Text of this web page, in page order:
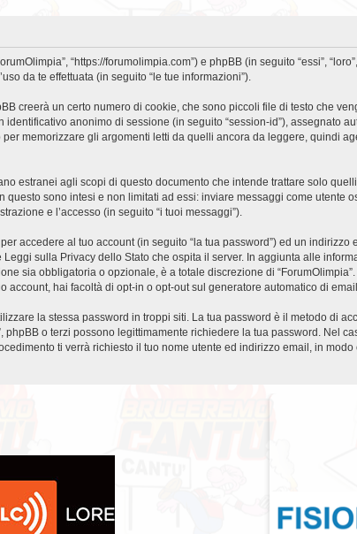
“https://forumolimpia.com”) e phpBB (in seguito “essi”,
da te effettuata (in seguito “le tue informazioni”).
creerà un certo numero di cookie, che sono piccoli file di testo che
anonimo di sessione (in seguito “session-id”), assegnato
memorizzare gli argomenti letti da quelli ancora da leggere, quindi
estranei agli scopi di questo documento che intende trattare solo
sono intesi e non limitati ad essi: inviare messaggi come utente
e l’accesso (in seguito “i tuoi messaggi”).
accedere al tuo account (in seguito “la tua password”) ed un indirizzo
sulla Privacy dello Stato che ospita il server. In aggiunta alle
sia obbligatoria o opzionale, è a totale discrezione di
hai facoltà di opt-in o opt-out sul generatore automatico di
la stessa password in troppi siti. La tua password è il metodo di
o terzi possono legittimamente richiedere la tua password. Nel
ti verrà richiesto il tuo nome utente ed indirizzo email, in